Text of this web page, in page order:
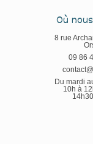
Où
8 rue
09 86
Du mardi
10h à